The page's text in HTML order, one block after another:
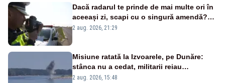
Dacă radarul te prinde de mai multe ori în
aceeași zi, scapi cu o singură amendă?
Ce spune legea
2 aug. 2026, 21:29
Misiune ratată la Izvoarele, pe Dunăre:
stânca nu a cedat, militarii reiau
detonările luni – VIDEO
2 aug. 2026, 15:48